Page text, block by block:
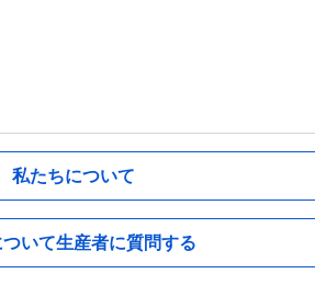
私たちについて
いて生産者に質問する